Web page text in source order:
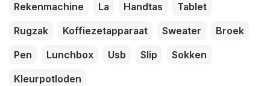
Rekenmachine La Handtas
Tablet
Rugzak
Koffiezetapparaat Sweater
Broek
Pen
Lunchbox Usb Slip
Sokken
Kleurpotloden